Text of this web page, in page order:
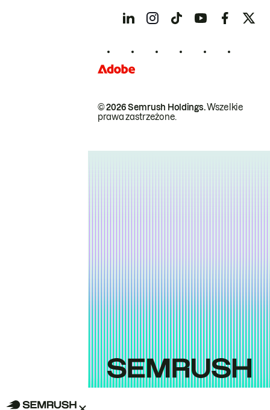
© 2026 Semrush Holdings.Wszelkie
prawa zastrzeżone.